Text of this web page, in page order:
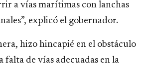
a vías marítimas con lanchas
explicó el gobernador.
hizo hincapié en el obstáculo
falta de vías adecuadas en la